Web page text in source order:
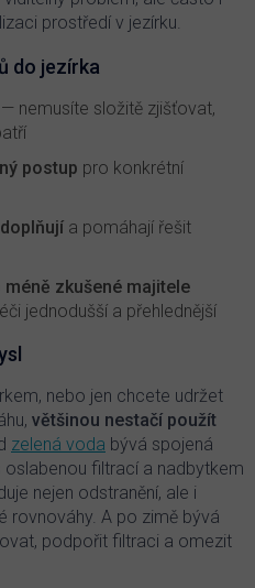
p
i
u
prostředí v jezírku.
do jezírka
— nemusíte složitě zjišťovat,
postup pro konkrétní
a pomáhají řešit
zkušené majitele
jednodušší a přehlednější
nebo jen chcete udržet
většinou nestačí použít
zelená voda bývá spojená
oslabenou filtrací a nadbytkem
nejen odstranění, ale i
rovnováhy. A po zimě bývá
podpořit filtraci a omezit